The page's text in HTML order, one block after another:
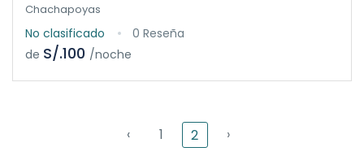
Chachapoyas
No clasificado
0 Reseña
de S/.100 /noche
‹ 1 2 ›